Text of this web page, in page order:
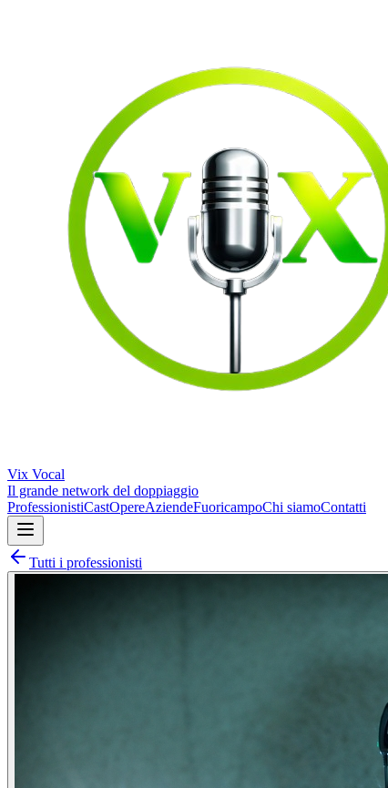
Vix Vocal
Il grande network del doppiaggio
ProfessionistiCastOpereAziendeFuoricampoChi siamoContatti
Tutti i professionisti